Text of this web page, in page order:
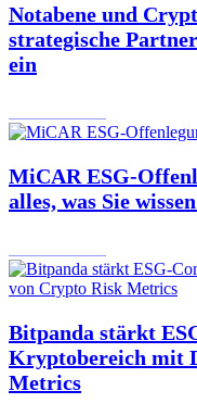
Notabene und
strategische
ein
MiCAR ESG-
alles, was Sie
Bitpanda stärkt
Kryptobereich mit
Metrics